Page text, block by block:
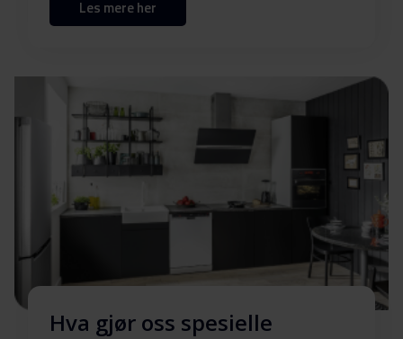
Produktbilde CC 56050 B
Produktbilde CC 56050 B Last ned
Hent alt (12) Hent utvalgt
Les mere her
Hva gjør oss spesielle